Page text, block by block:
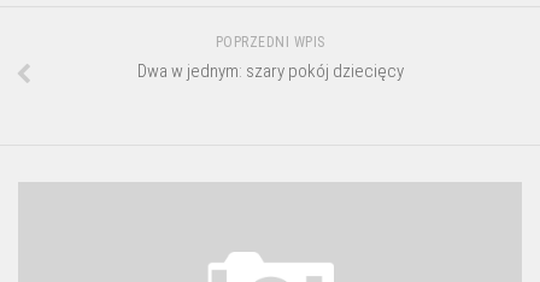
POPRZEDNI WPIS
Dwa w jednym: szary pokój dziecięcy